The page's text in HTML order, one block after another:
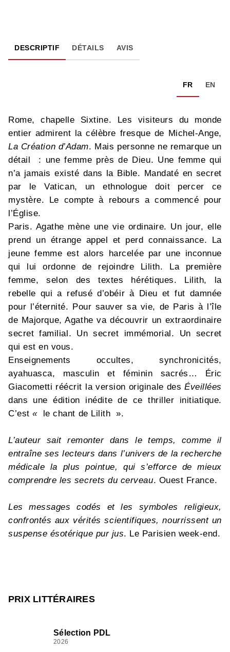
DESCRIPTIF DÉTAILS AVIS
FR EN
Rome, chapelle Sixtine. Les visiteurs du monde
entier admirent la célèbre fresque de Michel-Ange,
La Création d’Adam. Mais personne ne remarque un
détail : une femme près de Dieu. Une femme qui
n’a jamais existé dans la Bible. Mandaté en secret
par le Vatican, un ethnologue doit percer ce
mystère. Le compte à rebours a commencé pour
l’Église.
Paris. Agathe mène une vie ordinaire. Un jour, elle
prend un étrange appel et perd connaissance. La
jeune femme est alors harcelée par une inconnue
qui lui ordonne de rejoindre Lilith. La première
femme, selon des textes hérétiques. Lilith, la
rebelle qui a refusé d’obéir à Dieu et fut damnée
pour l’éternité. Pour sauver sa vie, de Paris à l’île
de Majorque, Agathe va découvrir un extraordinaire
secret familial. Un secret immémorial. Un secret
qui est en vous.
Enseignements occultes, synchronicités,
ayahuasca, masculin et féminin sacrés… Éric
Giacometti réécrit la version originale des Éveillées
dans une édition inédite de ce thriller initiatique.
C’est « le chant de Lilith ».
L’auteur sait remonter dans le temps, comme il
entraîne ses lecteurs dans l’univers de la recherche
médicale la plus pointue, qui s’efforce de mieux
comprendre les secrets du cerveau. Ouest France.
Les messages codés et les symboles religieux,
confrontés aux vérités scientifiques, nourrissent un
suspense ésotérique pur jus. Le Parisien week-end.
PRIX LITTÉRAIRES
Sélection PDL
2026